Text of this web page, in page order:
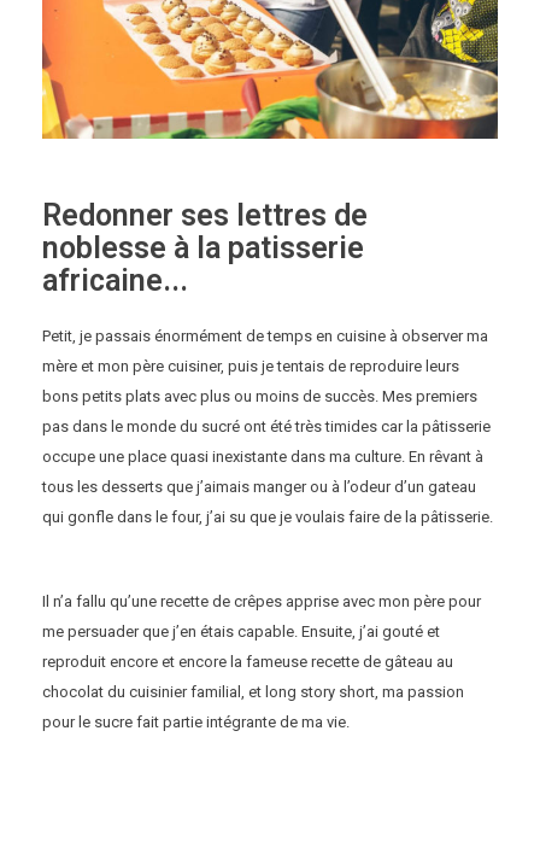
Redonner ses lettres de
noblesse à la patisserie
africaine...
Petit, je passais énormément de temps en cuisine à observer ma
mère et mon père cuisiner, puis je tentais de reproduire leurs
bons petits plats avec plus ou moins de succès. Mes premiers
pas dans le monde du sucré ont été très timides car la pâtisserie
occupe une place quasi inexistante dans ma culture. En rêvant à
tous les desserts que j’aimais manger ou à l’odeur d’un gateau
qui gonfle dans le four, j’ai su que je voulais faire de la pâtisserie.
Il n’a fallu qu’une recette de crêpes apprise avec mon père pour
me persuader que j’en étais capable. Ensuite, j’ai gouté et
reproduit encore et encore la fameuse recette de gâteau au
chocolat du cuisinier familial, et long story short, ma passion
pour le sucre fait partie intégrante de ma vie.